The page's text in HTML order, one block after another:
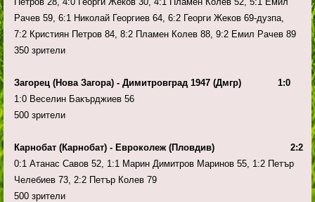
Рачев 59, 6:1 Николай Георгиев 64, 6:2 Георги Жеков 69-дузпа,
7:2 Кристиян Петров 84, 8:2 Пламен Колев 88, 9:2 Емил Рачев 89
350 зрители
Загорец (Нова Загора) - Димитровград 1947 (Дмгр) 1:0
1:0 Веселин Бакърджиев 56
500 зрители
Карнобат (Карнобат) - Евроколеж (Пловдив) 2:2
0:1 Атанас Савов 52, 1:1 Марин Димитров Маринов 55, 1:2 Петър
Челебиев 73, 2:2 Петър Колев 79
500 зрители